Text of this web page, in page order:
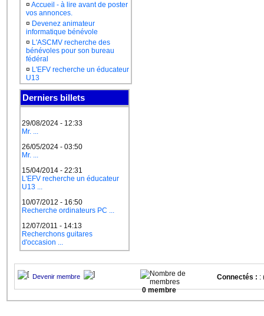
¤Accueil - à lire avant de poster
vos annonces.
¤ Devenez animateur
informatique bénévole
¤ L'ASCMV recherche des
bénévoles pour son bureau
fédéral
¤ L'EFV recherche un éducateur
U13
Derniers billets
29/08/2024 - 12:33
Mr. ...
26/05/2024 - 03:50
Mr. ...
15/04/2014 - 22:31
L'EFV recherche un éducateur
U13 ...
10/07/2012 - 16:50
Recherche ordinateurs PC ...
12/07/2011 - 14:13
Recherchons guitares
d'occasion ...
Devenir membre
0 membre
Connectés : :